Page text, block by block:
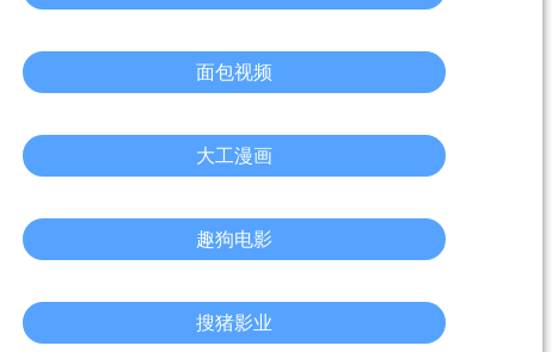
面包视频
大工漫画
趣狗电影
搜猪影业